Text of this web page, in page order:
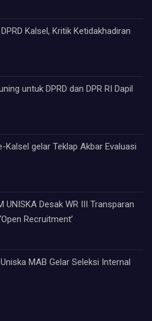
Kalsel, Kritik Ketidakhadiran
untuk DPRD dan DPR RI Dapil
gelar Teklap Akbar Evaluasi
UNISKA Desak WR III Transparan
Recruitment’
MAB Gelar Seleksi Internal